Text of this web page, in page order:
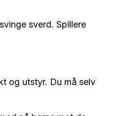
sverd. Spillere
og utstyr. Du må selv